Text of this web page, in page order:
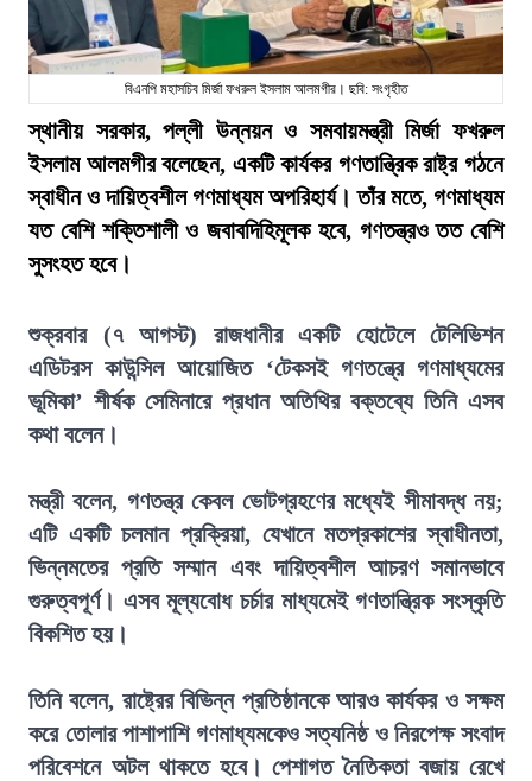
বিএনপি মহাসচিব মির্জা ফখরুল ইসলাম আলমগীর। ছবি: সংগৃহীত
স্থানীয় সরকার, পল্লী উন্নয়ন ও সমবায়মন্ত্রী মির্জা ফখরুল
ইসলাম আলমগীর বলেছেন, একটি কার্যকর গণতান্ত্রিক রাষ্ট্র গঠনে
স্বাধীন ও দায়িত্বশীল গণমাধ্যম অপরিহার্য। তাঁর মতে, গণমাধ্যম
যত বেশি শক্তিশালী ও জবাবদিহিমূলক হবে, গণতন্ত্রও তত বেশি
সুসংহত হবে।
শুক্রবার (৭ আগস্ট) রাজধানীর একটি হোটেলে টেলিভিশন
এডিটরস কাউন্সিল আয়োজিত ‘টেকসই গণতন্ত্রে গণমাধ্যমের
ভূমিকা’ শীর্ষক সেমিনারে প্রধান অতিথির বক্তব্যে তিনি এসব
কথা বলেন।
মন্ত্রী বলেন, গণতন্ত্র কেবল ভোটগ্রহণের মধ্যেই সীমাবদ্ধ নয়;
এটি একটি চলমান প্রক্রিয়া, যেখানে মতপ্রকাশের স্বাধীনতা,
ভিন্নমতের প্রতি সম্মান এবং দায়িত্বশীল আচরণ সমানভাবে
গুরুত্বপূর্ণ। এসব মূল্যবোধ চর্চার মাধ্যমেই গণতান্ত্রিক সংস্কৃতি
বিকশিত হয়।
তিনি বলেন, রাষ্ট্রের বিভিন্ন প্রতিষ্ঠানকে আরও কার্যকর ও সক্ষম
করে তোলার পাশাপাশি গণমাধ্যমকেও সত্যনিষ্ঠ ও নিরপেক্ষ সংবাদ
পরিবেশনে অটল থাকতে হবে। পেশাগত নৈতিকতা বজায় রেখে